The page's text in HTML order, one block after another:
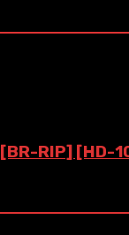
RIP] [HD-